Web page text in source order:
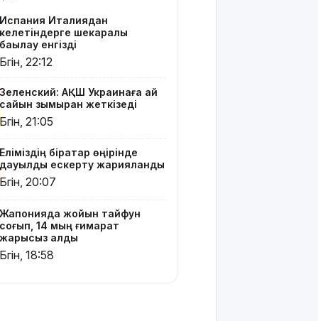
жатыр
Бельгия
Королі
Қасым-
Жомарт
Тоқаевқа
жолдады
БҚО-да
Жайықта
ер адамды
ажалдан
арашалады
Испания Италиядан
келетіндерге шекаралық
бақылау енгізді
Бүгін, 22:12
Зеленский: АҚШ Украинаға ай
сайын зымыран жеткізеді
Бүгін, 21:05
Еліміздің бірқатар өңірінде
дауылды ескерту жарияланды
Бүгін, 20:07
Жапонияда жойқын тайфун
соғып, 14 мың ғимарат
жарықсыз қалды
Бүгін, 18:58